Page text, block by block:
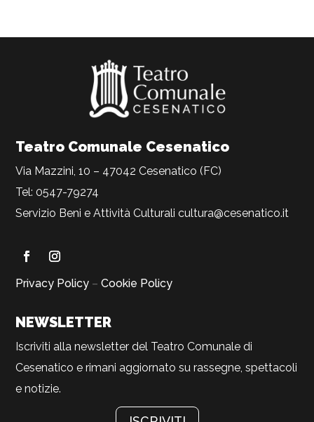
Teatro Comunale Cesenatico
Via Mazzini, 10 – 47042 Cesenatico (FC)
Tel: 0547-79274
Servizio Beni e Attività Culturalicultura@cesenatico.it
Privacy Policy –Cookie Policy
NEWSLETTER
Iscriviti alla newsletter del Teatro Comunale di
Cesenatico e rimani aggiornato su rassegne, spettacoli
e notizie.